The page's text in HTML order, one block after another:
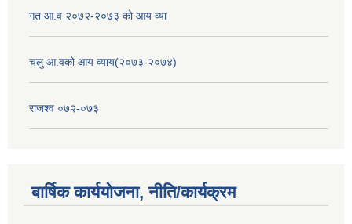
गत आ.व २०७२-२०७३ को आय व्या
चलु आ.वको आय व्याय(२०७३-२०७४)
राजश्व ०७२-०७३
बार्षिक कार्ययोजना, नीति/कार्यक्रम